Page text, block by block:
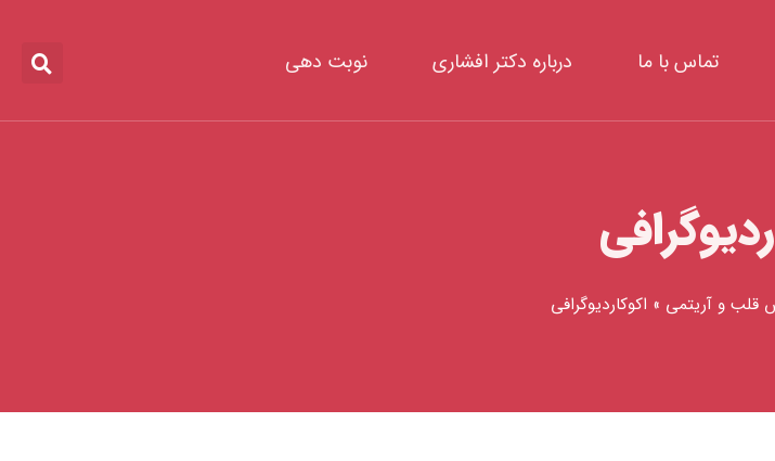
تماس با ما درباره دکتر افشاری نوبت دهی
قلب و آریتمی » اکوکاردیوگرافی